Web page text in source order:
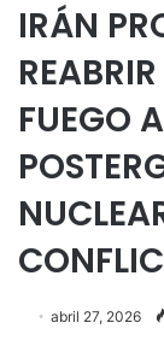
IRÁN
FUEGO
abril 27, 2026